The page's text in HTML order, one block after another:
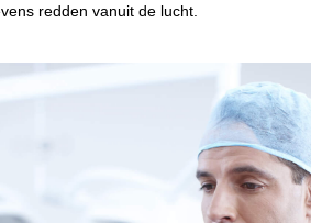
redden vanuit de lucht.